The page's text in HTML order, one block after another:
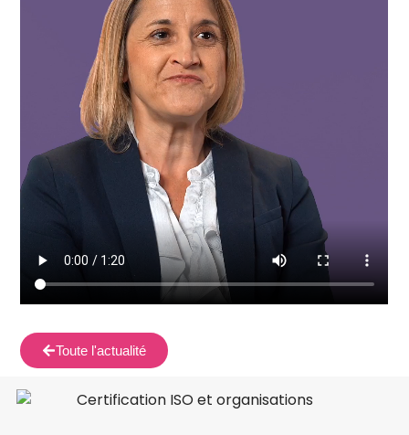
Toute l'actualité